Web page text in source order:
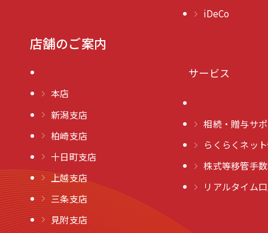
iDeCo
サービス
相続・贈与サ
らくらくネッ
株式等移管手
リアルタイム
店舗のご案内
本店
新潟支店
柏崎支店
十日町支店
上越支店
三条支店
見附支店